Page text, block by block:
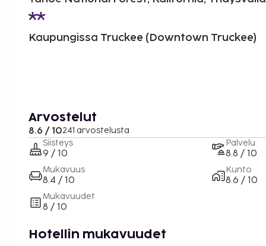
Kaupungissa Truckee (Downtown Truckee)
Arvostelut
8.6 / 10241 arvostelusta
Siisteys
9 / 10
Mukavuus
8.4 / 10
Mukavuudet
8 / 10
Palvelu
8.8 / 10
Kunto
8.6 / 10
Hotellin mukavuudet